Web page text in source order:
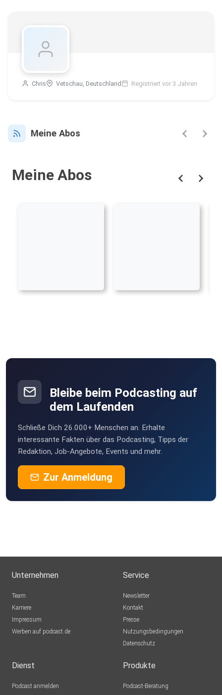
Chris Vetschau, Deutschland Registriert vor 3 Jahren
Meine Abos
Meine Abos
Bleibe beim Podcasting auf
dem Laufenden
Schließe Dich 26.000+ Menschen an. Erhalte
interessante Fakten über das Podcasting, Tipps der
Redaktion, Job-Angebote, Events und mehr.
Zur Anmeldung
Unternehmen
Team
Karriere
Impressum
Werben auf podcast.de
Service
Newsletter
Kontakt
Presse
Nutzungsbedingungen
Datenschutz
Dienst
Podcast anmelden
Produkte
Podcast-Beratung